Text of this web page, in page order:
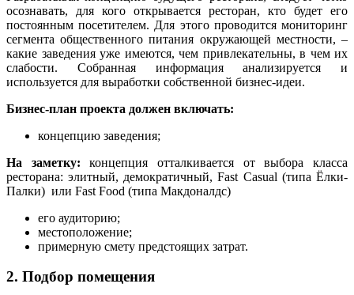
осознавать, для кого открывается ресторан, кто будет его
постоянным посетителем. Для этого проводится мониторинг
сегмента общественного питания окружающей местности, –
какие заведения уже имеются, чем привлекательны, в чем их
слабости. Собранная информация анализируется и
используется для выработки собственной бизнес-идеи.
Бизнес-план проекта должен включать:
концепцию заведения;
На заметку: концепция отталкивается от выбора класса
ресторана: элитный, демократичный, Fast Casual (типа Ёлки-
Палки) или Fast Food (типа Макдоналдс)
его аудиторию;
местоположение;
примерную смету предстоящих затрат.
2. Подбор помещения